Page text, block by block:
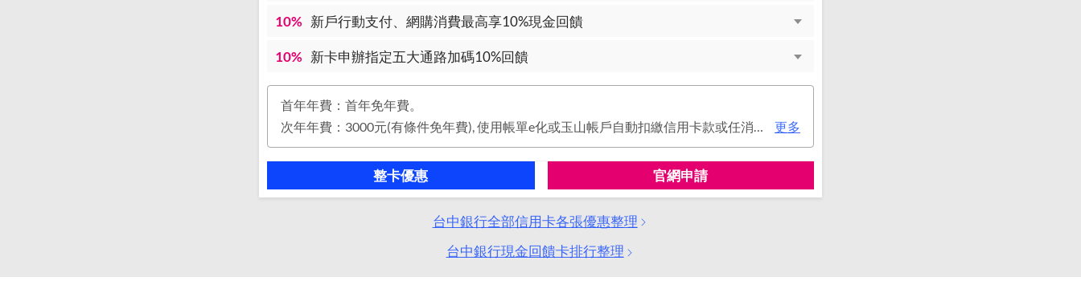
10% 新戶行動支付、網購消費最高享10%現金回饋
10% 新卡申辦指定五大通路加碼10%回饋
首年年費：首年免年費。
次年年費：3000元(有條件免年費), 使用帳單e化或玉山帳戶自動扣繳信用卡款或任消費一筆享免年費優惠。
更多
整卡優惠 官網申請
台中銀行全部信用卡各張優惠整理
台中銀行現金回饋卡排行整理